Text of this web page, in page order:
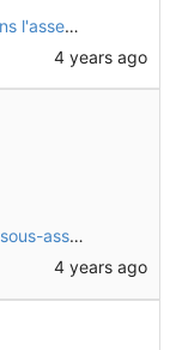
Ajout de l'assise et du dossier (CHO01) dans l'assemblage
4 years ago
Modélisation du siège CHO01 en tant que sous-assemblage assise/dossier/équerres
4 years ago